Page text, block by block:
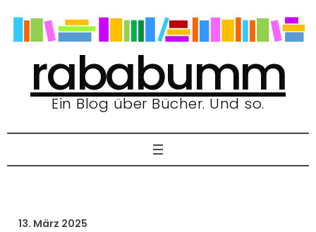
Inhalt
springen
rababumm
Ein Blog über Bücher. Und so.
13. März 2025